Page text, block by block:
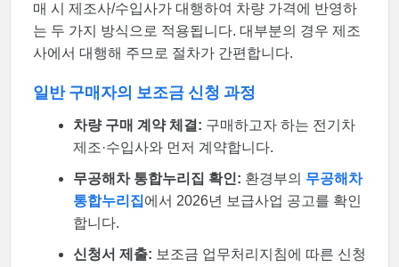
매 시 제조사/수입사가 대행하여 차량 가격에 반영하
는 두 가지 방식으로 적용됩니다. 대부분의 경우 제조
사에서 대행해 주므로 절차가 간편합니다.
일반 구매자의 보조금 신청 과정
차량 구매 계약 체결: 구매하고자 하는 전기차
제조·수입사와 먼저 계약합니다.
무공해차 통합누리집 확인: 환경부의 무공해차
통합누리집에서 2026년 보급사업 공고를 확인
합니다.
신청서 제출: 보조금 업무처리지침에 따른 신청